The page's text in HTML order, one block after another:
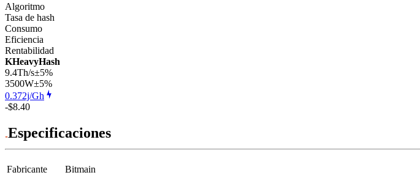
Algoritmo
Tasa de hash
Consumo
Eficiencia
Rentabilidad
KHeavyHash
9.4Th/s±5%
3500W±5%
0.372j/Gh
-$8.40
Especificaciones
Fabricante
Bitmain